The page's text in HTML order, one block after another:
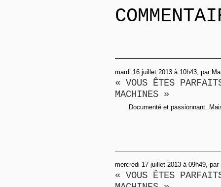
mardi 16 juillet 2013 à 10h43, par
« VOUS ÊTES
MACHINES »
Documenté et passionnant.
mercredi 17 juillet 2013 à 09h49, par
« VOUS ÊTES